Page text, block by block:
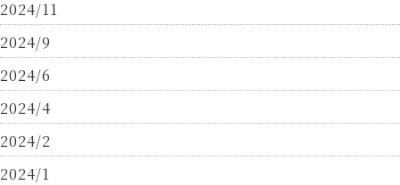
2024/11
2024/9
2024/6
2024/4
2024/2
2024/1